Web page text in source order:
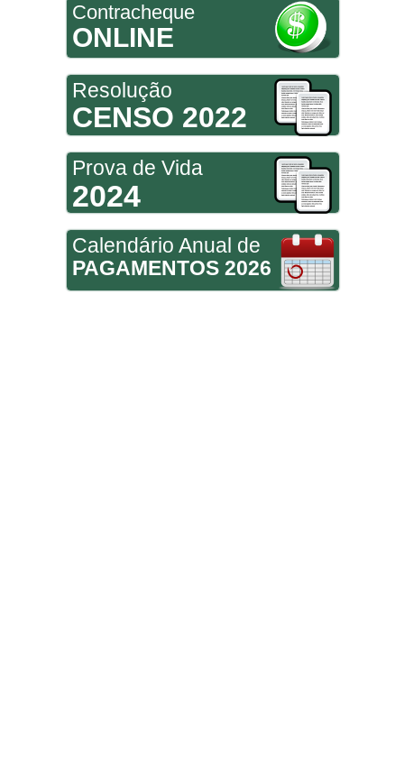
Contracheque
ONLINE
Resolução
CENSO 2022
Prova de Vida
2024
Calendário Anual de
PAGAMENTOS 2026